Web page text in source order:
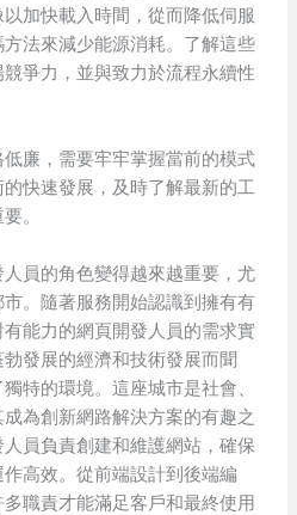
加快載入時間，從而降低伺服
法來減少能源消耗。了解這些
爭力，並與致力於流程永續性
廉，需要牢牢掌握當前的模式
快速發展，及時了解最新的工
。
員的角色變得越來越重要，尤
。隨著服務開始認識到擁有有
能力的網頁開發人員的需求實
發展的經濟和技術發展而聞
特的環境。這座城市是社會、
為創新網路解決方案的有趣之
員負責創建和維護網站，確保
高效。從前端設計到後端編
職責才能滿足客戶和最終使用